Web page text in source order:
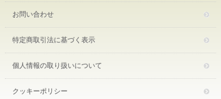
お問い合わせ
特定商取引法に基づく表示
個人情報の取り扱いについて
クッキーポリシー